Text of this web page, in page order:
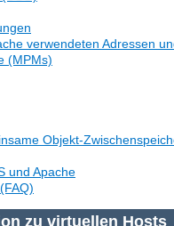
verwendeten Adressen
(MPMs)
Objekt-
und Apache
zu virtuellen Hosts